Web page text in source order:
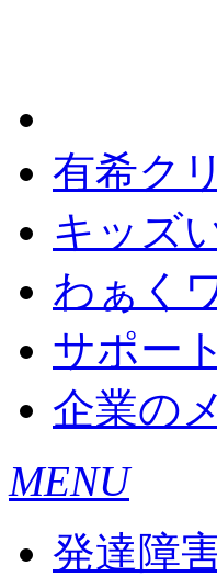
有希ク
キッズ
わぁく
サポー
企業の
MENU
発達障